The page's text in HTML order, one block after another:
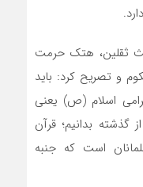
ثقلین، هتک حرمت
و تصریح کرد: باید
اسلام (ص) یعنی
بدانیم؛ قرآن
است که جنبه